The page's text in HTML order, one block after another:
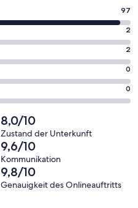
97
2
2
0
0
8,0/10
Zustand der Unterkunft
9,6/10
Kommunikation
9,8/10
Genauigkeit des Onlineauftritts